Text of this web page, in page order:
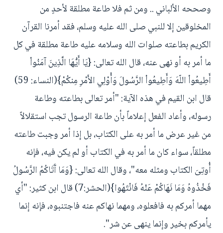
وصححه الألباني .. ومن ثم فلا طاعة مطلقة لأحدٍ من
المخلوقين إلا للنبي صلى الله عليه وسلم، فقد أمرنا القرآن
الكريم بطاعته صلوات الله وسلامه عليه طاعة مطلقة في كل
ما أمر به أو نهى عنه، قال الله تعالى: {يَا أَيُّهَا الَّذِينَ آمَنُواْ
أَطِيعُواْ اللّهَ وَأَطِيعُواْ الرَّسُولَ وَأُوْلِي الأَمْرِ مِنكُمْ}(النساء: 59)
قال ابن القيم في هذه الآية: "أمر تعالى بطاعته وطاعة
رسوله، وأعاد الفعل إعلاماً بأن طاعة الرسول تجب استقلالاً
من غير عرض ما أمر به على الكتاب، بل إذا أمر وجبت طاعته
مطلقاً، سواء كان ما أمر به في الكتاب أو لم يكن فيه، فإنه
أُوتِىَ الكتاب ومثله معه"، وقال الله تعالى: {وَمَا آَتَاكُمُ الرَّسُولُ
فَخُذُوهُ وَمَا نَهَاكُمْ عَنْهُ فَانْتَهُوا}(الحشر:7) قال ابن كثير: "أي
مهما أمركم به فافعلوه، ومهما نهاكم عنه فاجتنبوه، فإنه إنما
يأمركم بخير وإنما ينهى عن شر".